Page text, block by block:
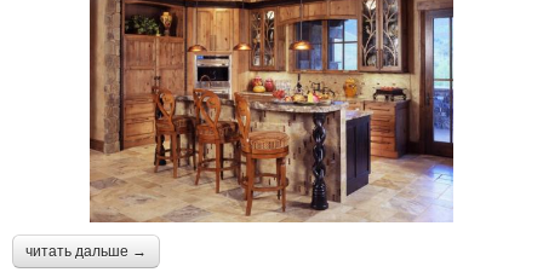
читать дальше →